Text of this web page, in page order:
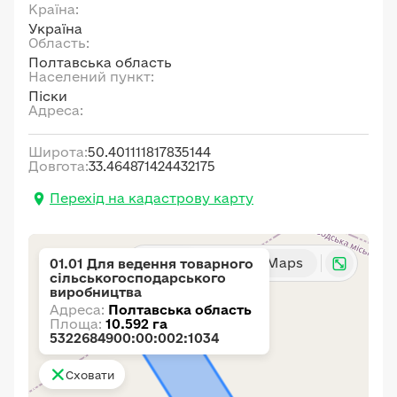
Країна:
Україна
Область:
Полтавська область
Населений пункт:
Піски
Адреса:
Широта:50.401111817835144
Довгота:33.464871424432175
Перехід на кадастрову карту
Карта Google Maps
01.01 Для ведення товарного
сільськогосподарського
виробництва
Адреса: Полтавська область
Площа: 10.592 га
5322684900:00:002:1034
Сховати